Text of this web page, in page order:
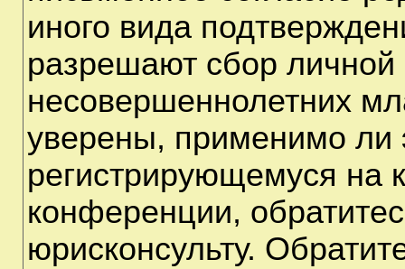
иного вида
разрешают сбор
несовершеннолетних
уверены, применимо ли
регистрирующемуся на
конференции,
юрисконсульту.